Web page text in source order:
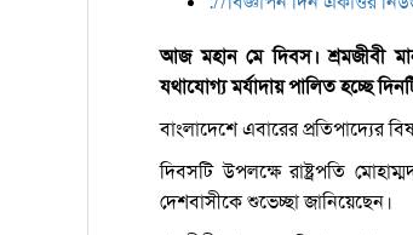
আজ মহান মে দিবস। শ্রমজীবী
যথাযোগ্য মর্যাদায় পালিত হচ্ছে
বাংলাদেশে এবারের প্রতিপাদ্যের
দিবসটি উপলক্ষে রাষ্ট্রপতি
দেশবাসীকে শুভেচ্ছা জানিয়েছেন।